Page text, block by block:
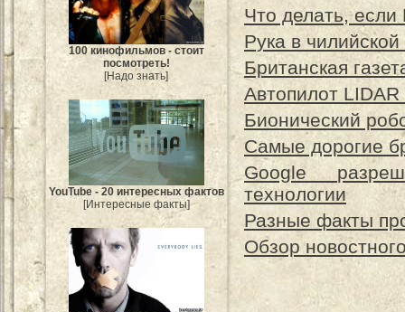
100 кинофильмов - стоит
посмотреть!
[Надо знать]
YouTube - 20 интересных фактов
[Интересные факты]
Что делать, если
Рука в
Британская
Автопилот LIDAR
Бионический
Самые дорогие
Google
технологии
Разные факты
Обзор